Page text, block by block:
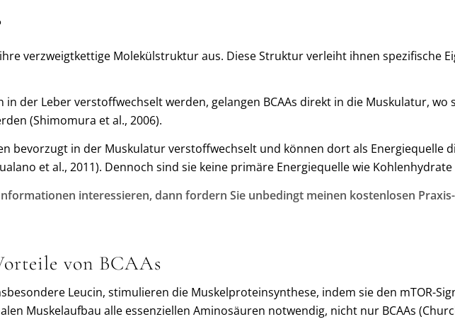
verzweigtkettige Molekülstruktur aus. Diese Struktur verleiht ihnen spezifische
in der Leber verstoffwechselt werden, gelangen BCAAs direkt in die Muskulatur,
(Shimomura et al., 2006).
bevorzugt in der Muskulatur verstoffwechselt und können dort als Energiequelle
et al., 2011). Dennoch sind sie keine primäre Energiequelle wie
interessieren, dann fordern Sie unbedingt meinen kostenlosen
von BCAAs
Leucin, stimulieren die Muskelproteinsynthese, indem sie den mTOR-
Muskelaufbau alle essenziellen Aminosäuren notwendig, nicht nur BCAAs